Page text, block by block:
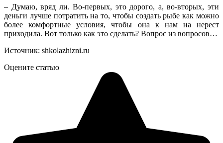
– Думаю, вряд ли. Во-первых, это дорого, а, во-вторых, эти
деньги лучше потратить на то, чтобы создать рыбе как можно
более комфортные условия, чтобы она к нам на нерест
приходила. Вот только как это сделать? Вопрос из вопросов…
Источник: shkolazhizni.ru
Оцените статью